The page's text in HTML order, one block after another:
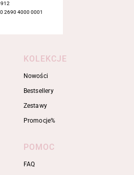
2690 4000 0001
KOLEKCJE
Nowości
Bestsellery
Zestawy
Promocje%
POMOC
FAQ